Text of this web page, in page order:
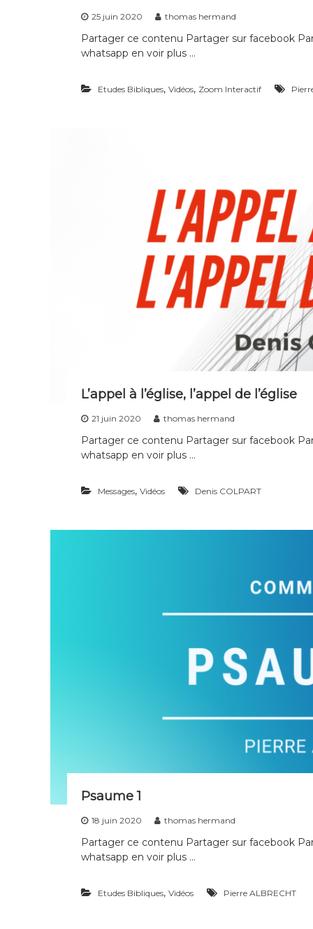
25 juin 2020 thomas hermand
Partager ce contenu Partager sur facebook
whatsapp en voir plus …
Etudes Bibliques, Vidéos, Zoom Interactif
L’appel à l’église, l’appel de l’église
21 juin 2020 thomas hermand
Partager ce contenu Partager sur facebook
whatsapp en voir plus …
Messages, Vidéos Denis COLPART
Psaume 1
18 juin 2020 thomas hermand
Partager ce contenu Partager sur facebook
whatsapp en voir plus …
Etudes Bibliques, Vidéos Pierre ALBRECHT